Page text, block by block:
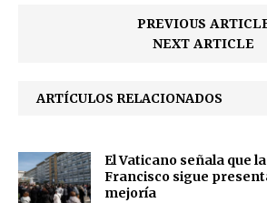
PREVIOUS
NEXT ARTICLE
ARTÍCULOS RELACIONADOS
El Vaticano señala que
Francisco sigue
mejoría